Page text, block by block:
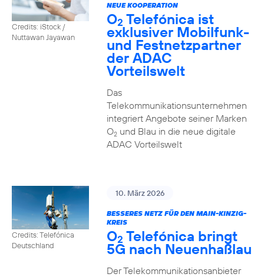
Credits: iStock /
Nuttawan Jayawan
NEUE KOOPERATION
O2 Telefónica ist
exklusiver Mobilfunk-
und Festnetzpartner
der ADAC
Vorteilswelt
Das
Telekommunikationsunternehmen
integriert Angebote seiner Marken
O2und Blau in die neue digitale
ADAC Vorteilswelt
Credits: Telefónica
Deutschland
10. März 2026
BESSERES NETZ FÜR DEN MAIN-KINZIG-
KREIS
O2 Telefónica bringt
5G nach Neuenhaßlau
Der Telekommunikationsanbieter